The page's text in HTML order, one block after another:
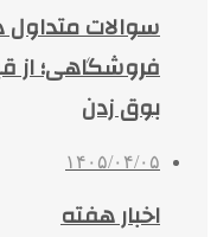
سوالات متداول
فروشگاهی؛ از
بوق زدن
۱۴۰۵/۰۴/۰۵
اخبار هفته